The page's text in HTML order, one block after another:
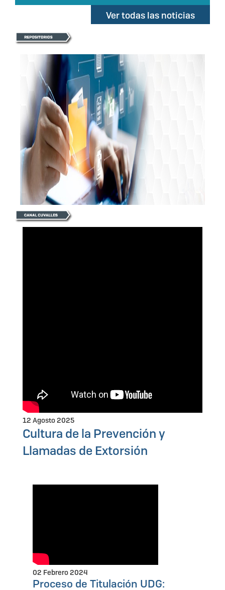
Ver todas las noticias
12 Agosto 2025
Cultura de la Prevención y
Llamadas de Extorsión
02 Febrero 2024
Proceso de Titulación UDG: